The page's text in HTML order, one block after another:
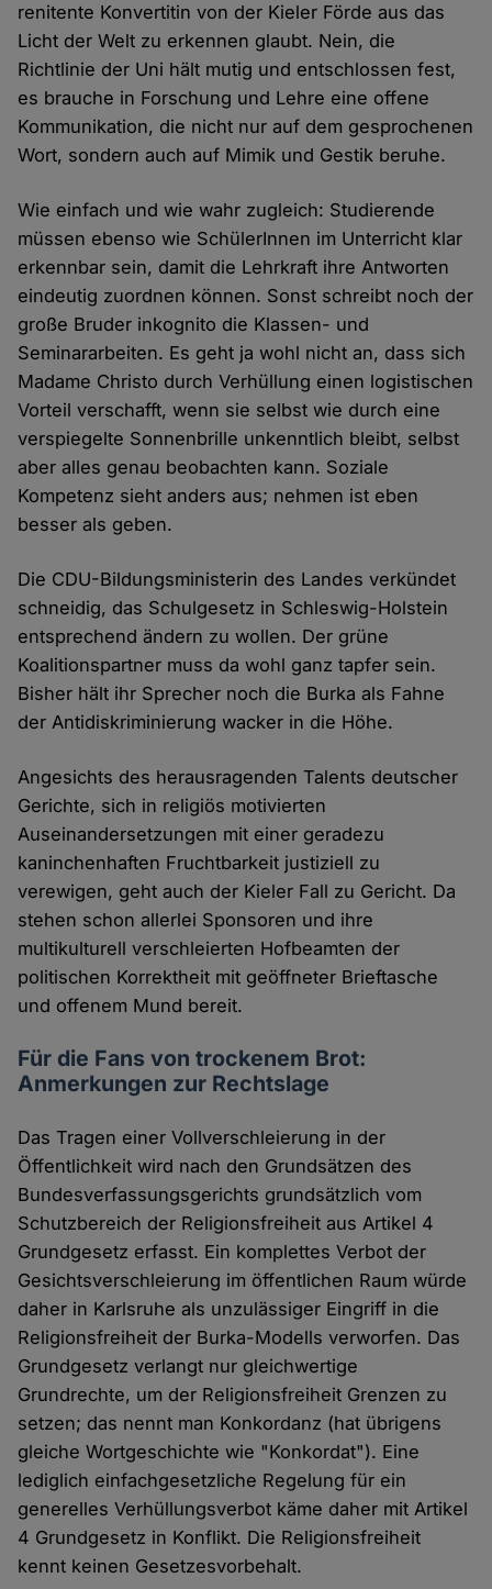
renitente Konvertitin von der Kieler Förde aus das
Licht der Welt zu erkennen glaubt. Nein, die
Richtlinie der Uni hält mutig und entschlossen fest,
es brauche in Forschung und Lehre eine offene
Kommunikation, die nicht nur auf dem gesprochenen
Wort, sondern auch auf Mimik und Gestik beruhe.
Wie einfach und wie wahr zugleich: Studierende
müssen ebenso wie SchülerInnen im Unterricht klar
erkennbar sein, damit die Lehrkraft ihre Antworten
eindeutig zuordnen können. Sonst schreibt noch der
große Bruder inkognito die Klassen- und
Seminararbeiten. Es geht ja wohl nicht an, dass sich
Madame Christo durch Verhüllung einen logistischen
Vorteil verschafft, wenn sie selbst wie durch eine
verspiegelte Sonnenbrille unkenntlich bleibt, selbst
aber alles genau beobachten kann. Soziale
Kompetenz sieht anders aus; nehmen ist eben
besser als geben.
Die CDU-Bildungsministerin des Landes verkündet
schneidig, das Schulgesetz in Schleswig-Holstein
entsprechend ändern zu wollen. Der grüne
Koalitionspartner muss da wohl ganz tapfer sein.
Bisher hält ihr Sprecher noch die Burka als Fahne
der Antidiskriminierung wacker in die Höhe.
Angesichts des herausragenden Talents deutscher
Gerichte, sich in religiös motivierten
Auseinandersetzungen mit einer geradezu
kaninchenhaften Fruchtbarkeit justiziell zu
verewigen, geht auch der Kieler Fall zu Gericht. Da
stehen schon allerlei Sponsoren und ihre
multikulturell verschleierten Hofbeamten der
politischen Korrektheit mit geöffneter Brieftasche
und offenem Mund bereit.
Für die Fans von trockenem Brot:
Anmerkungen zur Rechtslage
Das Tragen einer Vollverschleierung in der
Öffentlichkeit wird nach den Grundsätzen des
Bundesverfassungsgerichts grundsätzlich vom
Schutzbereich der Religionsfreiheit aus Artikel 4
Grundgesetz erfasst. Ein komplettes Verbot der
Gesichtsverschleierung im öffentlichen Raum würde
daher in Karlsruhe als unzulässiger Eingriff in die
Religionsfreiheit der Burka-Modells verworfen. Das
Grundgesetz verlangt nur gleichwertige
Grundrechte, um der Religionsfreiheit Grenzen zu
setzen; das nennt man Konkordanz (hat übrigens
gleiche Wortgeschichte wie "Konkordat"). Eine
lediglich einfachgesetzliche Regelung für ein
generelles Verhüllungsverbot käme daher mit Artikel
4 Grundgesetz in Konflikt. Die Religionsfreiheit
kennt keinen Gesetzesvorbehalt.